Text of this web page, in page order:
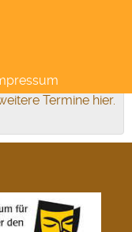
Termine hier.